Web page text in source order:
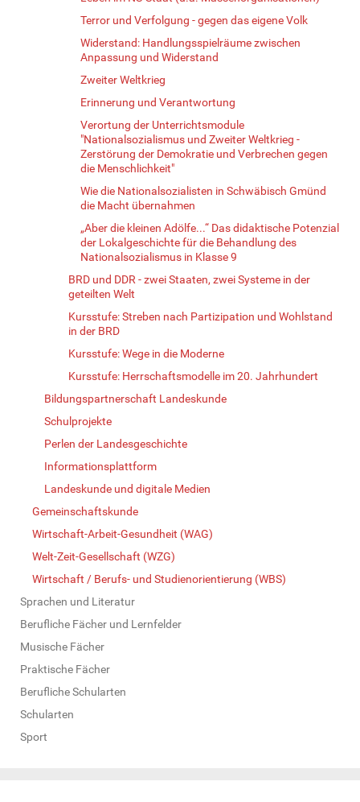
Terror und Verfolgung - gegen das eigene Volk
Widerstand: Handlungsspielräume zwischen
Anpassung und Widerstand
Zweiter Weltkrieg
Erinnerung und Verantwortung
Verortung der Unterrichtsmodule
"Nationalsozialismus und Zweiter Weltkrieg -
Zerstörung der Demokratie und Verbrechen gegen
die Menschlichkeit"
Wie die Nationalsozialisten in Schwäbisch Gmünd
die Macht übernahmen
„Aber die kleinen Adölfe...“ Das didaktische Potenzial
der Lokalgeschichte für die Behandlung des
Nationalsozialismus in Klasse 9
BRD und DDR - zwei Staaten, zwei Systeme in der
geteilten Welt
Kursstufe: Streben nach Partizipation und Wohlstand
in der BRD
Kursstufe: Wege in die Moderne
Kursstufe: Herrschaftsmodelle im 20. Jahrhundert
Bildungspartnerschaft Landeskunde
Schulprojekte
Perlen der Landesgeschichte
Informationsplattform
Landeskunde und digitale Medien
Gemeinschaftskunde
Wirtschaft-Arbeit-Gesundheit (WAG)
Welt-Zeit-Gesellschaft (WZG)
Wirtschaft / Berufs- und Studienorientierung (WBS)
Sprachen und Literatur
Berufliche Fächer und Lernfelder
Musische Fächer
Praktische Fächer
Berufliche Schularten
Schularten
Sport